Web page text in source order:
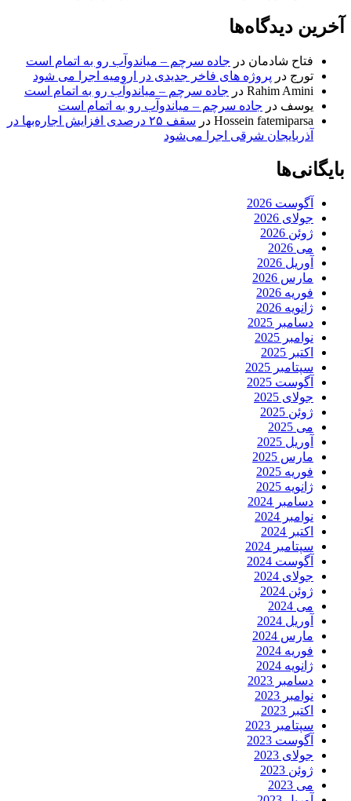
آخرین دیدگاه‌ها
فتاح شادمان در جاده سرچم – میاندوآب رو به اتمام است
تورج در پروژه های فاخر جدیدی در ارومیه اجرا می شود
Rahim Amini در جاده سرچم – میاندوآب رو به اتمام است
یوسف در جاده سرچم – میاندوآب رو به اتمام است
Hossein fatemiparsa در
سقف ۲۵ درصدی افزایش اجاره‌بها در
آذربایجان شرقی اجرا می‌شود
بایگانی‌ها
آگوست 2026
جولای 2026
ژوئن 2026
می 2026
آوریل 2026
مارس 2026
فوریه 2026
ژانویه 2026
دسامبر 2025
نوامبر 2025
اکتبر 2025
سپتامبر 2025
آگوست 2025
جولای 2025
ژوئن 2025
می 2025
آوریل 2025
مارس 2025
فوریه 2025
ژانویه 2025
دسامبر 2024
نوامبر 2024
اکتبر 2024
سپتامبر 2024
آگوست 2024
جولای 2024
ژوئن 2024
می 2024
آوریل 2024
مارس 2024
فوریه 2024
ژانویه 2024
دسامبر 2023
نوامبر 2023
اکتبر 2023
سپتامبر 2023
آگوست 2023
جولای 2023
ژوئن 2023
می 2023